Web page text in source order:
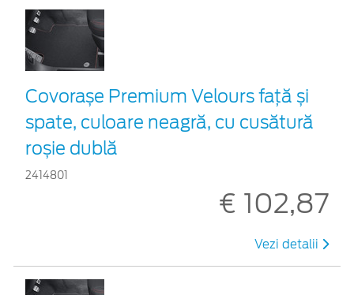
Covorașe Premium Velours față și
spate, culoare neagră, cu cusătură
roșie dublă
2414801
€ 102,87
Vezi detalii